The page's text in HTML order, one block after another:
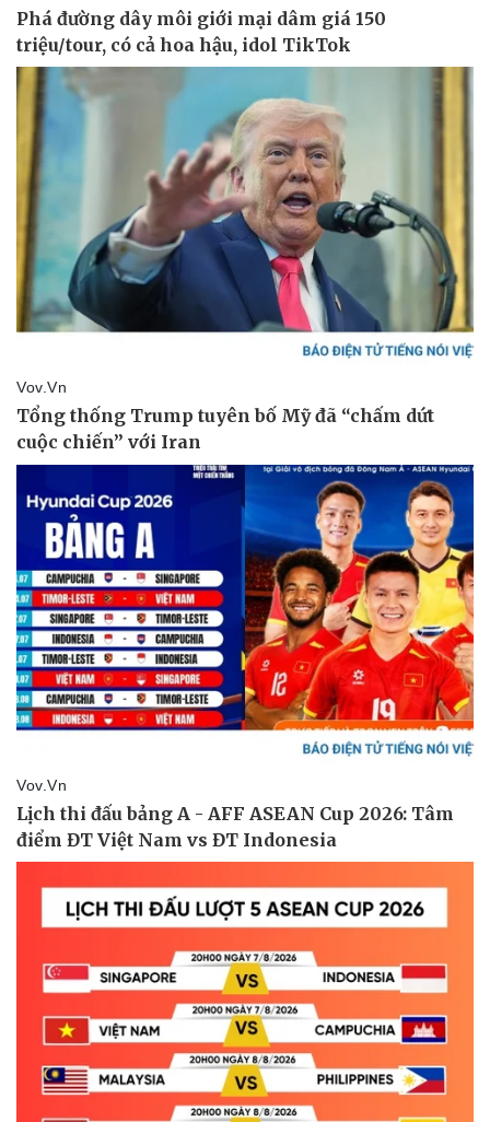
Pháp luật
Vụ án
Tin nóng
Tư vấn luật
Quân sự - Quốc phòng
Vũ khí
Việt Nam
Phân tích